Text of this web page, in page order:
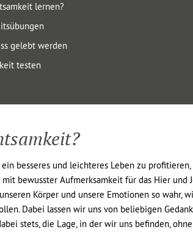
lernen?
gelebt werden
testen
besseres und leichteres Leben zu
bewusster Aufmerksamkeit für das Hier
Körper und unsere Emotionen so wahr,
Dabei lassen wir uns von beliebigen
stets, die Lage, in der wir uns befinden,